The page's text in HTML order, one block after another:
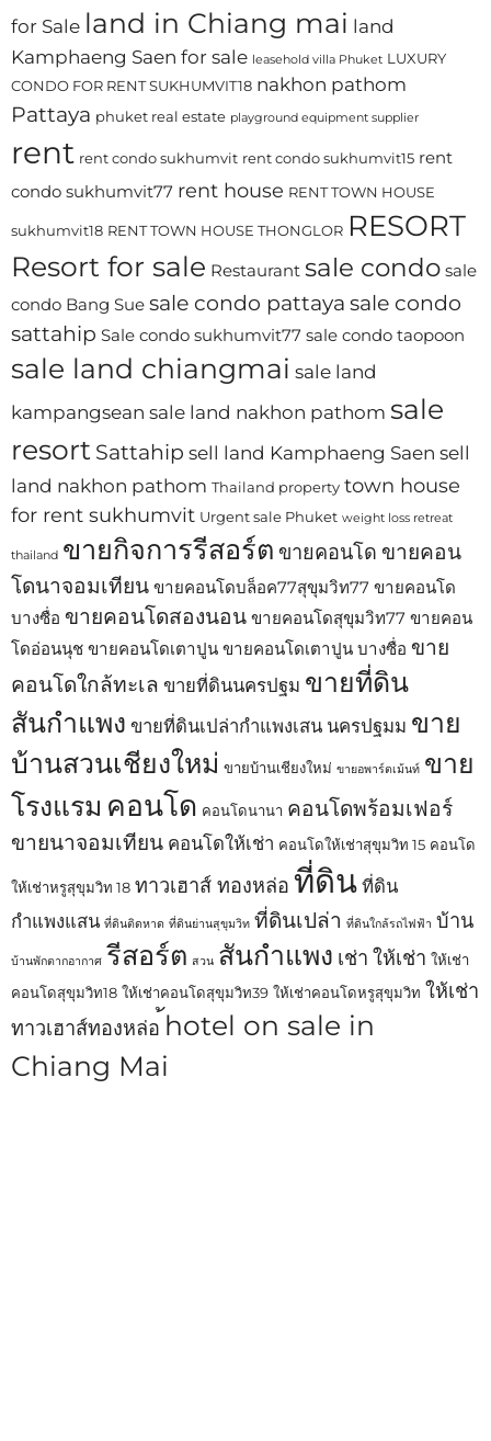
for Sale land in Chiang mai land
Kamphaeng Saen for sale leasehold villa Phuket LUXURY
CONDO FOR RENT SUKHUMVIT18 nakhon pathom
Pattaya phuket real estate playground equipment supplier
rent rent condo sukhumvit rent condo sukhumvit15 rent
condo sukhumvit77 rent house RENT TOWN HOUSE
sukhumvit18 RENT TOWN HOUSE THONGLOR RESORT
Resort for sale Restaurant sale condo sale
condo Bang Sue sale condo pattaya sale condo
sattahip Sale condo sukhumvit77 sale condo taopoon
sale land chiangmai sale land
kampangsean sale land nakhon pathom sale
resort Sattahip sell land Kamphaeng Saen sell
land nakhon pathom Thailand property town house
for rent sukhumvit Urgent sale Phuket weight loss retreat
thailand ขายกิจการรีสอร์ต ขายคอนโด ขายคอน
โดนาจอมเทียน ขายคอนโดบล็อค77สุขุมวิท77 ขายคอนโด
บางซื่อ ขายคอนโดสองนอน ขายคอนโดสุขุมวิท77 ขายคอน
โดอ่อนนุช ขายคอนโดเตาปูน ขายคอนโดเตาปูน บางซื่อ ขาย
คอนโดใกล้ทะเล ขายที่ดินนครปฐม ขายที่ดิน
สันกำแพง ขายที่ดินเปล่ากำแพงเสน นครปฐมม ขาย
บ้านสวนเชียงใหม่ ขายบ้านเชียงใหม่ ขายอพาร์ตเม้นท์ ขาย
โรงแรม คอนโด คอนโดนานา คอนโดพร้อมเฟอร์
ขายนาจอมเทียน คอนโดให้เช่า คอนโดให้เช่าสุขุมวิท 15 คอนโด
ให้เช่าหรูสุขุมวิท 18 ทาวเฮาส์ ทองหล่อ ที่ดิน ที่ดิน
กำแพงแสน ที่ดินติดหาด ที่ดินย่านสุขุมวิท ที่ดินเปล่า ที่ดินใกล้รถไฟฟ้า บ้าน
บ้านพักตากอากาศ รีสอร์ต สวน สันกำแพง เช่า ให้เช่า ให้เช่า
คอนโดสุขุมวิท18 ให้เช่าคอนโดสุขุมวิท39 ให้เช่าคอนโดหรูสุขุมวิท ให้เช่า
ทาวเฮาส์ทองหล่อ ้hotel on sale in
Chiang Mai